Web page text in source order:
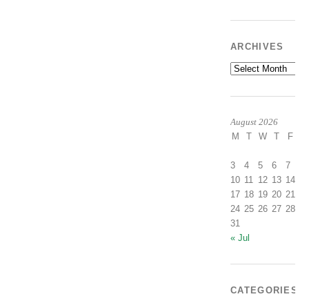
ARCHIVES
Archives
August 2026
M T W T F
3
4 5 6 7
10 11 12 13 14
17 18 19 20 21
24 25 26 27 28
31
« Jul
CATEGORIES